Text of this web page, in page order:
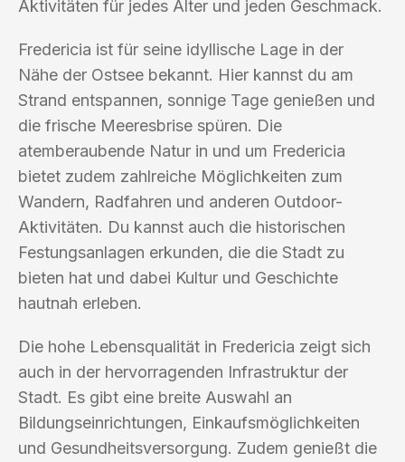
Aktivitäten für jedes Alter und jeden Geschmack.
Fredericia ist für seine idyllische Lage in der
Nähe der Ostsee bekannt. Hier kannst du am
Strand entspannen, sonnige Tage genießen und
die frische Meeresbrise spüren. Die
atemberaubende Natur in und um Fredericia
bietet zudem zahlreiche Möglichkeiten zum
Wandern, Radfahren und anderen Outdoor-
Aktivitäten. Du kannst auch die historischen
Festungsanlagen erkunden, die die Stadt zu
bieten hat und dabei Kultur und Geschichte
hautnah erleben.
Die hohe Lebensqualität in Fredericia zeigt sich
auch in der hervorragenden Infrastruktur der
Stadt. Es gibt eine breite Auswahl an
Bildungseinrichtungen, Einkaufsmöglichkeiten
und Gesundheitsversorgung. Zudem genießt die